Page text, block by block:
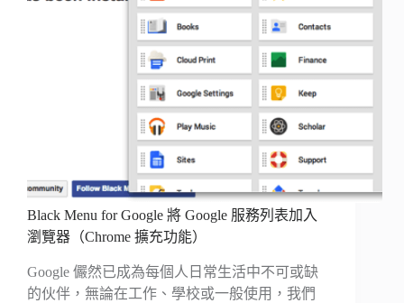
Black Menu for Google 將 Google 服務列表加入
瀏覽器（Chrome 擴充功能）
Google 儼然已成為每個人日常生活中不可或缺
的伙伴，無論在工作、學校或一般使用，我們